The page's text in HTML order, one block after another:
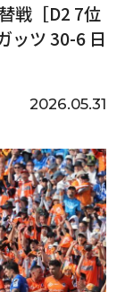
戦［D2 7位
ッツ 30-6 日
2026.05.31